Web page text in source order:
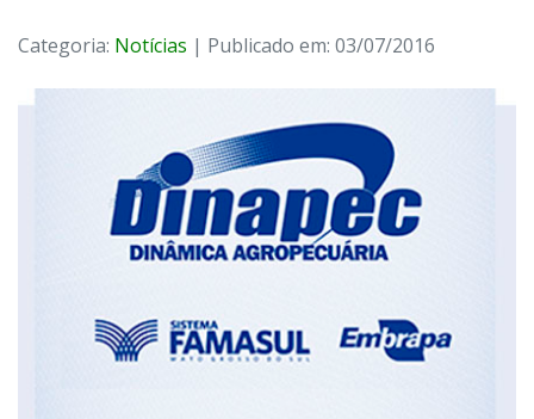
Categoria: Notícias | Publicado em: 03/07/2016